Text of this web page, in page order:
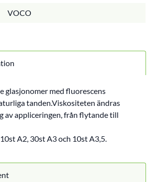
VOCO
glasjonomer med fluorescens
tanden.Viskositeten ändras
av appliceringen, från flytande till
A2, 30st A3 och 10st A3,5.